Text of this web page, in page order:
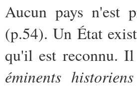
Aucun pays n'est
(p.54). Un État
qu'il est reconnu.
éminents historiens